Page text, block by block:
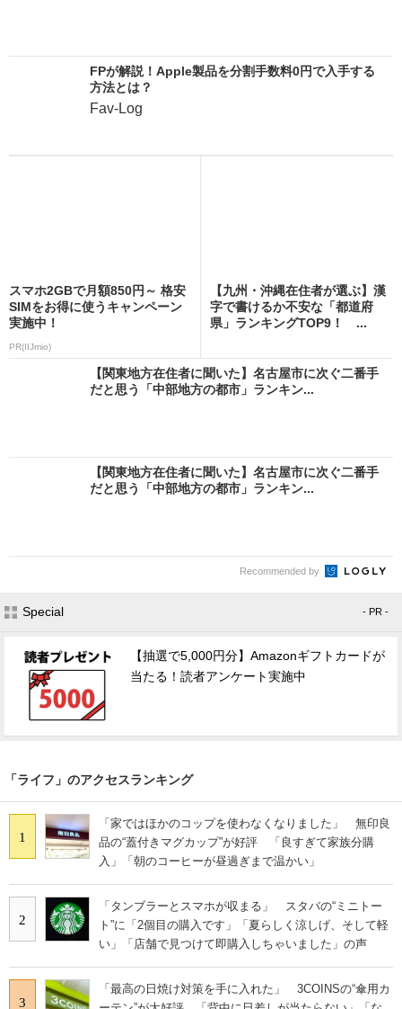
FPが解説！Apple製品を分割手数料0円で入手する
方法とは？
Fav-Log
スマホ2GBで月額850円～ 格安
SIMをお得に使うキャンペーン
実施中！
PR(IIJmio)
【九州・沖縄在住者が選ぶ】漢
字で書けるか不安な「都道府
県」ランキングTOP9！ ...
【関東地方在住者に聞いた】名古屋市に次ぐ二番手
だと思う「中部地方の都市」ランキン...
【関東地方在住者に聞いた】名古屋市に次ぐ二番手
だと思う「中部地方の都市」ランキン...
Recommended by
Special - PR -
【抽選で5,000円分】Amazonギフトカードが
当たる！読者アンケート実施中
「ライフ」のアクセスランキング
1
「家ではほかのコップを使わなくなりました」 無印良
品の“蓋付きマグカップ”が好評 「良すぎて家族分購
入」「朝のコーヒーが昼過ぎまで温かい」
2
「タンブラーとスマホが収まる」 スタバの“ミニトー
ト”に「2個目の購入です」「夏らしく涼しげ、そして軽
い」「店舗で見つけて即購入しちゃいました」の声
3
「最高の日焼け対策を手に入れた」 3COINSの“傘用カ